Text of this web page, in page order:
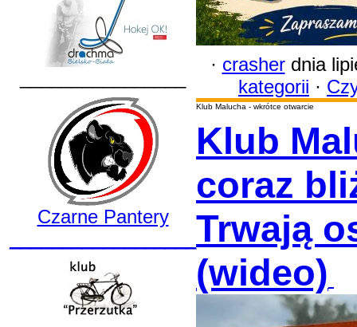
Czarne Pantery
· crasherdnia
kategorii ·
Klub Malucha - wkrótce otwarcie
Klub
coraz
Trwają
(wideo)